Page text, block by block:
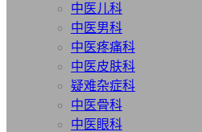
中医儿科
中医男科
中医疼痛科
中医皮肤科
疑难杂症科
中医骨科
中医眼科